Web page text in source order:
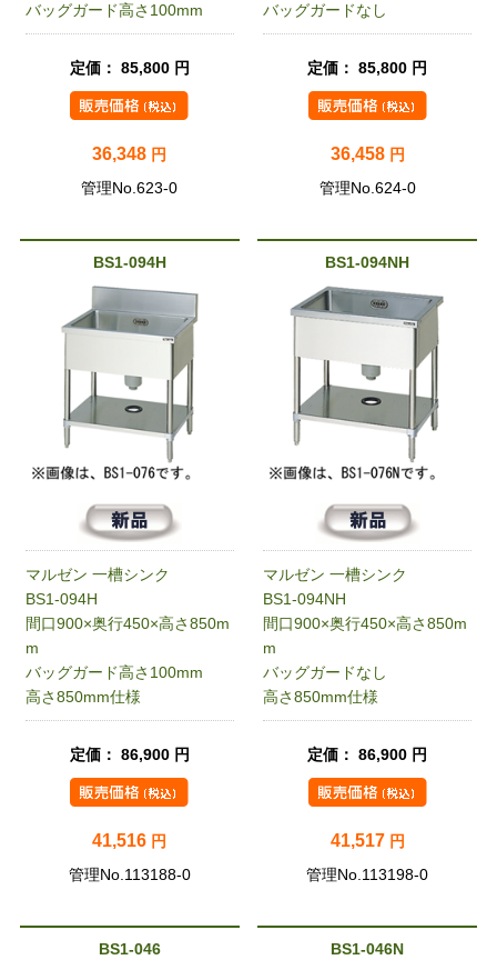
バッグガード高さ100mm
定価： 85,800 円
36,348 円
管理No.623-0
バッグガードなし
定価： 85,800 円
36,458 円
管理No.624-0
BS1-094H
マルゼン 一槽シンク
BS1-094H
間口900×奥行450×高さ850m
m
バッグガード高さ100mm
高さ850mm仕様
定価： 86,900 円
41,516 円
管理No.113188-0
BS1-094NH
マルゼン 一槽シンク
BS1-094NH
間口900×奥行450×高さ850m
m
バッグガードなし
高さ850mm仕様
定価： 86,900 円
41,517 円
管理No.113198-0
BS1-046 BS1-046N